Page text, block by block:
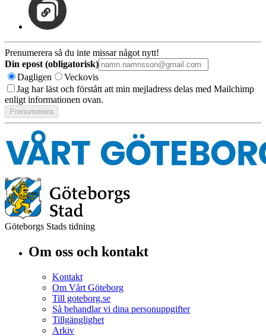
Prenumerera så du inte missar något nytt!
Din epost (obligatorisk)
Dagligen
Veckovis
Jag har läst och förstått att min mejladress delas med Mailchimp
enligt informationen ovan.
Göteborgs Stads tidning
Om oss och kontakt
Kontakt
Om Vårt Göteborg
Till goteborg.se
Så behandlar vi dina personuppgifter
Tillgänglighet
Arkiv